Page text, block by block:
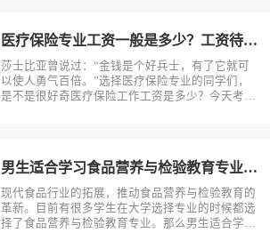
医疗保险专业工资一般是多少？工资待遇好吗？
莎士比亚曾说过：“金钱是个好兵士，有了它就可
以使人勇气百倍。”选择医疗保险专业的同学们，
是不是很好奇医疗保险工作工资是多少？今天考动
男生适合学习食品营养与检验教育专业吗？
现代食品行业的拓展，推动食品营养与检验教育的
革新。目前有很多学生在大学选择专业的时候都选
择了食品营养与检验教育专业。那么男生适合学习